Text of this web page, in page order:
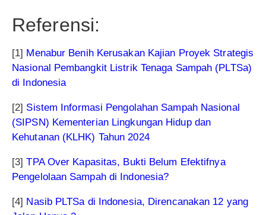
Referensi:
[1] Menabur Benih Kerusakan Kajian Proyek Strategis
Nasional Pembangkit Listrik Tenaga Sampah (PLTSa)
di Indonesia
[2] Sistem Informasi Pengolahan Sampah Nasional
(SIPSN) Kementerian Lingkungan Hidup dan
Kehutanan (KLHK) Tahun 2024
[3] TPA Over Kapasitas, Bukti Belum Efektifnya
Pengelolaan Sampah di Indonesia?
[4] Nasib PLTSa di Indonesia, Direncanakan 12 yang